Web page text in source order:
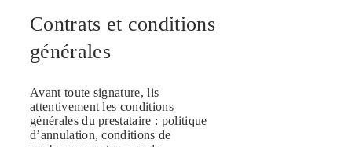
Contrats et conditions
générales
Avant toute signature, lis
attentivement les conditions
générales du prestataire : politique
d’annulation, conditions de